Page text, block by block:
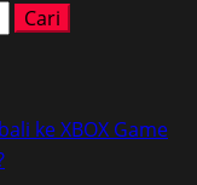
ke XBOX Game